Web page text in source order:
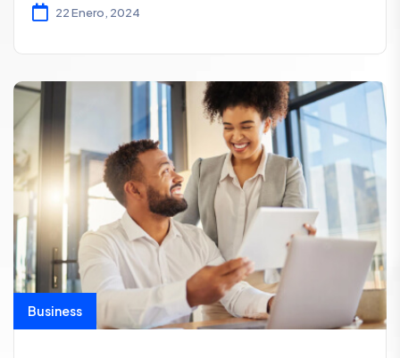
22 Enero, 2024
Business